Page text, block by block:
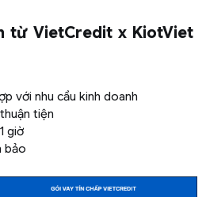
từ VietCredit x KiotViet
với nhu cầu kinh doanh
tiện
giờ
bảo